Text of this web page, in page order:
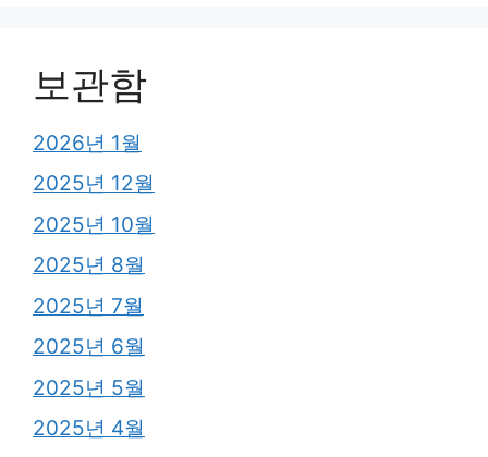
보관함
2026년 1월
2025년 12월
2025년 10월
2025년 8월
2025년 7월
2025년 6월
2025년 5월
2025년 4월